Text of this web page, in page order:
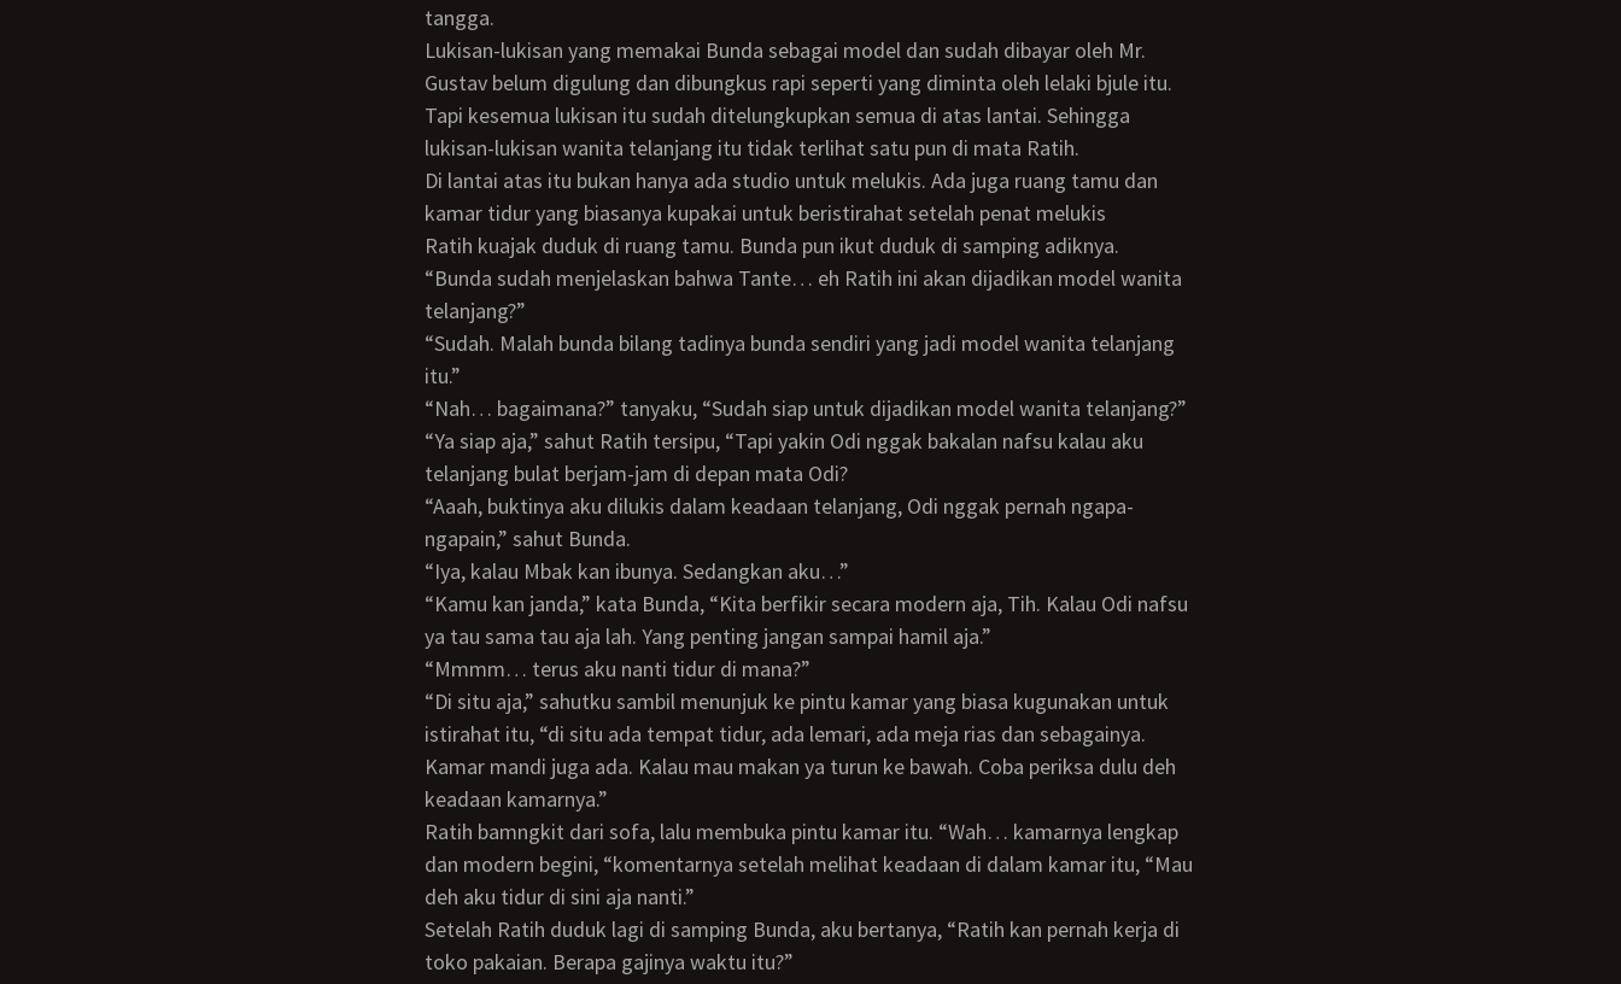
tangga.
Lukisan-lukisan yang memakai Bunda sebagai model dan sudah dibayar oleh Mr.
Gustav belum digulung dan dibungkus rapi seperti yang diminta oleh lelaki bjule itu.
Tapi kesemua lukisan itu sudah ditelungkupkan semua di atas lantai. Sehingga
lukisan-lukisan wanita telanjang itu tidak terlihat satu pun di mata Ratih.
Di lantai atas itu bukan hanya ada studio untuk melukis. Ada juga ruang tamu dan
kamar tidur yang biasanya kupakai untuk beristirahat setelah penat melukis
Ratih kuajak duduk di ruang tamu. Bunda pun ikut duduk di samping adiknya.
“Bunda sudah menjelaskan bahwa Tante… eh Ratih ini akan dijadikan model wanita
telanjang?”
“Sudah. Malah bunda bilang tadinya bunda sendiri yang jadi model wanita telanjang
itu.”
“Nah… bagaimana?” tanyaku, “Sudah siap untuk dijadikan model wanita telanjang?”
“Ya siap aja,” sahut Ratih tersipu, “Tapi yakin Odi nggak bakalan nafsu kalau aku
telanjang bulat berjam-jam di depan mata Odi?
“Aaah, buktinya aku dilukis dalam keadaan telanjang, Odi nggak pernah ngapa-
ngapain,” sahut Bunda.
“Iya, kalau Mbak kan ibunya. Sedangkan aku…”
“Kamu kan janda,” kata Bunda, “Kita berfikir secara modern aja, Tih. Kalau Odi nafsu
ya tau sama tau aja lah. Yang penting jangan sampai hamil aja.”
“Mmmm… terus aku nanti tidur di mana?”
“Di situ aja,” sahutku sambil menunjuk ke pintu kamar yang biasa kugunakan untuk
istirahat itu, “di situ ada tempat tidur, ada lemari, ada meja rias dan sebagainya.
Kamar mandi juga ada. Kalau mau makan ya turun ke bawah. Coba periksa dulu deh
keadaan kamarnya.”
Ratih bamngkit dari sofa, lalu membuka pintu kamar itu. “Wah… kamarnya lengkap
dan modern begini, “komentarnya setelah melihat keadaan di dalam kamar itu, “Mau
deh aku tidur di sini aja nanti.”
Setelah Ratih duduk lagi di samping Bunda, aku bertanya, “Ratih kan pernah kerja di
toko pakaian. Berapa gajinya waktu itu?”